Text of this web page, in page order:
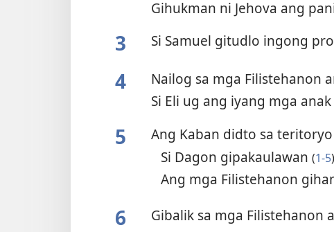
Gihukman ni Jehova ang
3 Si Samuel gitudlo ingong
4 Nailog sa mga Filistehanon
Si Eli ug ang iyang mga
5 Ang Kaban didto sa
Si Dagon gipakaulawan(1-5)
Ang mga Filistehanon
6 Gibalik sa mga Filistehanon